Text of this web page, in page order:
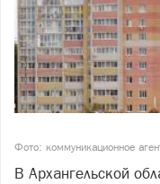
Фото: коммуникационное
В Архангельской